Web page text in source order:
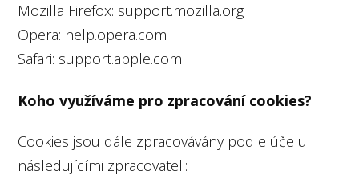
Mozilla Firefox: support.mozilla.org
Opera: help.opera.com
Safari: support.apple.com
Koho využíváme pro zpracování cookies?
Cookies jsou dále zpracovávány podle účelu
následujícími zpracovateli: